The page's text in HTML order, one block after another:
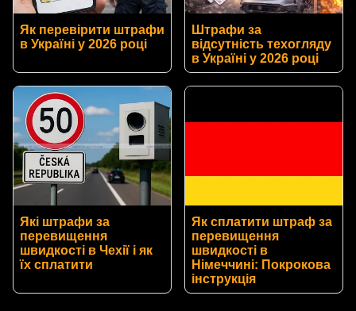
Як перевірити штрафи
в Україні у 2026 році
Штрафи за
відсутність техогляду
в Україні у 2026 році
Які штрафи за
перевищення
швидкості в Чехії і як
їх сплатити
Як сплатити штраф за
перевищення
швидкості в
Німеччині: Покрокова
інструкція